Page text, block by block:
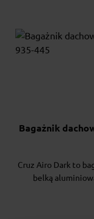
Bagażnik
Cruz Airo Dark to
belką